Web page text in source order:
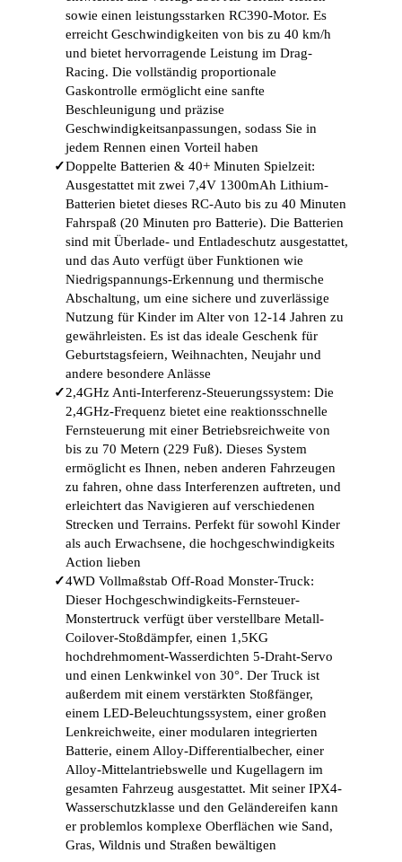
sowie einen leistungsstarken RC390-Motor. Es
erreicht Geschwindigkeiten von bis zu 40 km/h
und bietet hervorragende Leistung im Drag-
Racing. Die vollständig proportionale
Gaskontrolle ermöglicht eine sanfte
Beschleunigung und präzise
Geschwindigkeitsanpassungen, sodass Sie in
jedem Rennen einen Vorteil haben
✓Doppelte Batterien & 40+ Minuten Spielzeit:
Ausgestattet mit zwei 7,4V 1300mAh Lithium-
Batterien bietet dieses RC-Auto bis zu 40 Minuten
Fahrspaß (20 Minuten pro Batterie). Die Batterien
sind mit Überlade- und Entladeschutz ausgestattet,
und das Auto verfügt über Funktionen wie
Niedrigspannungs-Erkennung und thermische
Abschaltung, um eine sichere und zuverlässige
Nutzung für Kinder im Alter von 12-14 Jahren zu
gewährleisten. Es ist das ideale Geschenk für
Geburtstagsfeiern, Weihnachten, Neujahr und
andere besondere Anlässe
✓2,4GHz Anti-Interferenz-Steuerungssystem: Die
2,4GHz-Frequenz bietet eine reaktionsschnelle
Fernsteuerung mit einer Betriebsreichweite von
bis zu 70 Metern (229 Fuß). Dieses System
ermöglicht es Ihnen, neben anderen Fahrzeugen
zu fahren, ohne dass Interferenzen auftreten, und
erleichtert das Navigieren auf verschiedenen
Strecken und Terrains. Perfekt für sowohl Kinder
als auch Erwachsene, die hochgeschwindigkeits
Action lieben
✓4WD Vollmaßstab Off-Road Monster-Truck:
Dieser Hochgeschwindigkeits-Fernsteuer-
Monstertruck verfügt über verstellbare Metall-
Coilover-Stoßdämpfer, einen 1,5KG
hochdrehmoment-Wasserdichten 5-Draht-Servo
und einen Lenkwinkel von 30°. Der Truck ist
außerdem mit einem verstärkten Stoßfänger,
einem LED-Beleuchtungssystem, einer großen
Lenkreichweite, einer modularen integrierten
Batterie, einem Alloy-Differentialbecher, einer
Alloy-Mittelantriebswelle und Kugellagern im
gesamten Fahrzeug ausgestattet. Mit seiner IPX4-
Wasserschutzklasse und den Geländereifen kann
er problemlos komplexe Oberflächen wie Sand,
Gras, Wildnis und Straßen bewältigen